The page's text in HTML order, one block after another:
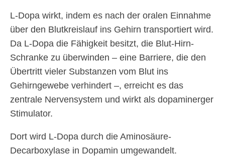
L-Dopa wirkt, indem es nach der oralen Einnahme
über den Blutkreislauf ins Gehirn transportiert wird.
Da L-Dopa die Fähigkeit besitzt, die Blut-Hirn-
Schranke zu überwinden – eine Barriere, die den
Übertritt vieler Substanzen vom Blut ins
Gehirngewebe verhindert –, erreicht es das
zentrale Nervensystem und wirkt als dopaminerger
Stimulator.
Dort wird L-Dopa durch die Aminosäure-
Decarboxylase in Dopamin umgewandelt.